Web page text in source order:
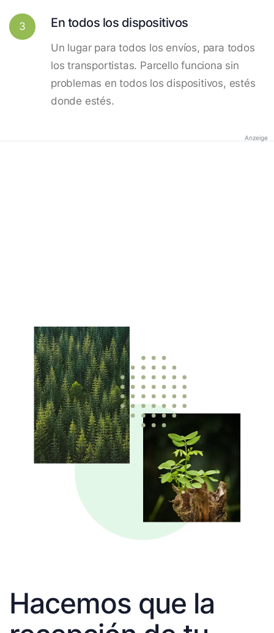
3 En todos los dispositivos
Un lugar para todos los envíos, para todos
los transportistas. Parcello funciona sin
problemas en todos los dispositivos, estés
donde estés.
Anzeige
Hacemos que la